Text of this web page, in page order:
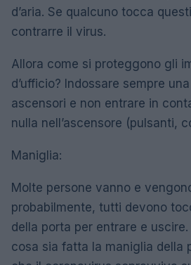
d’aria. Se qualcuno tocca
contrarre il virus.
Allora come si proteggono gli
d’ufficio? Indossare sempre
ascensori e non entrare in
nulla nell’ascensore (pulsanti,
Maniglia:
Molte persone vanno e
probabilmente, tutti devono
della porta per entrare e
cosa sia fatta la maniglia della